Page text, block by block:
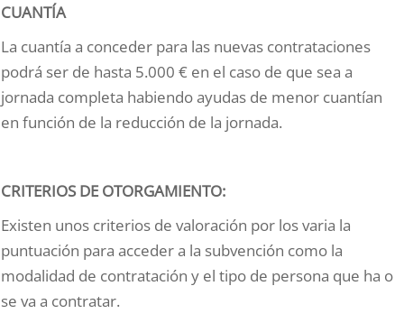
CUANTÍA
La cuantía a conceder para las nuevas contrataciones
podrá ser de hasta 5.000 € en el caso de que sea a
jornada completa habiendo ayudas de menor cuantían
en función de la reducción de la jornada.
CRITERIOS DE OTORGAMIENTO:
Existen unos criterios de valoración por los varia la
puntuación para acceder a la subvención como la
modalidad de contratación y el tipo de persona que ha o
se va a contratar.